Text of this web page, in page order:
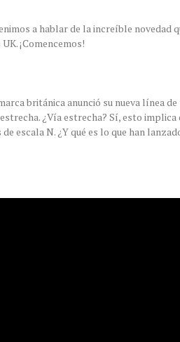
a hablar de la increíble novedad
¡Comencemos!
británica anunció su nueva línea
¿Vía estrecha? Sí, esto
escala N. ¿Y qué es lo que han